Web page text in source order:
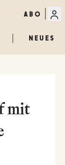
ABO
NEUES
mit